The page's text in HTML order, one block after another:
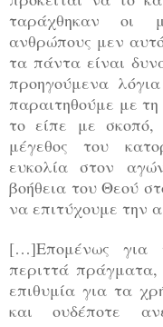
ταράχθηκαν οι
ανθρώπους μεν
τα πάντα είναι
προηγούμενα
παραιτηθούμε με
το είπε με
μέγεθος του
ευκολία στον
βοήθεια του Θεού
να επιτύχουμε την
[…]Επομένως για
περιττά
επιθυμία για τα
και ουδέποτε